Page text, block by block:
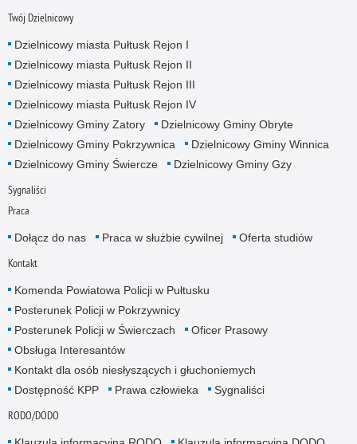
Twój Dzielnicowy
Dzielnicowy miasta Pułtusk Rejon I
Dzielnicowy miasta Pułtusk Rejon II
Dzielnicowy miasta Pułtusk Rejon III
Dzielnicowy miasta Pułtusk Rejon IV
Dzielnicowy Gminy Zatory
Dzielnicowy Gminy Obryte
Dzielnicowy Gminy Pokrzywnica
Dzielnicowy Gminy Winnica
Dzielnicowy Gminy Świercze
Dzielnicowy Gminy Gzy
Sygnaliści
Praca
Dołącz do nas Praca w służbie cywilnej Oferta studiów
Kontakt
Komenda Powiatowa Policji w Pułtusku
Posterunek Policji w Pokrzywnicy
Posterunek Policji w Świerczach
Oficer Prasowy
Obsługa Interesantów
Kontakt dla osób niesłyszących i głuchoniemych
Dostępność KPP
Prawa człowieka Sygnaliści
RODO/DODO